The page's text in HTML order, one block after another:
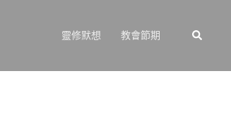
靈修默想 教會節期 Search